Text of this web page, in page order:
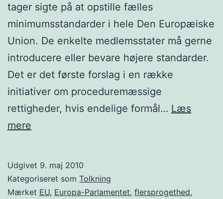
tager sigte på at opstille fælles
minimumsstandarder i hele Den Europæiske
Union. De enkelte medlemsstater må gerne
introducere eller bevare højere standarder.
Det er det første forslag i en række
initiativer om proceduremæssige
rettigheder, hvis endelige formål… Læs
mere
i
straffesager
Udgivet 9. maj 2010
Kategoriseret som Tolkning
Mærket EU, Europa-Parlamentet, flersprogethed,